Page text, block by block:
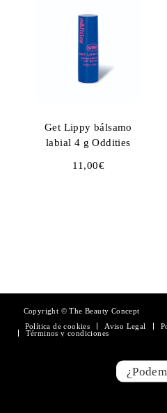
Get Lippy bálsamo
labial 4 g Oddities
11,00€
Copyright © The Beauty Concept
Política de cookies
Aviso Legal
Términos y condiciones